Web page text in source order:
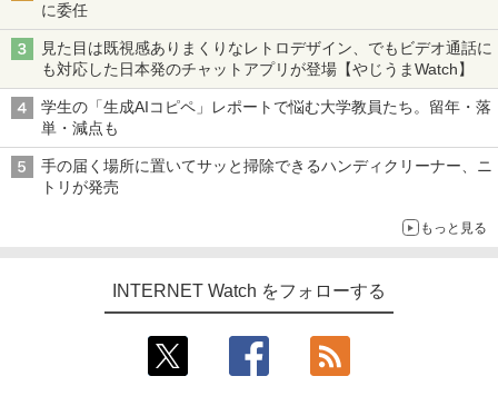
に委任
見た目は既視感ありまくりなレトロデザイン、でもビデオ通話に
も対応した日本発のチャットアプリが登場【やじうまWatch】
学生の「生成AIコピペ」レポートで悩む大学教員たち。留年・落
単・減点も
手の届く場所に置いてサッと掃除できるハンディクリーナー、ニ
トリが発売
もっと見る
INTERNET Watch をフォローする